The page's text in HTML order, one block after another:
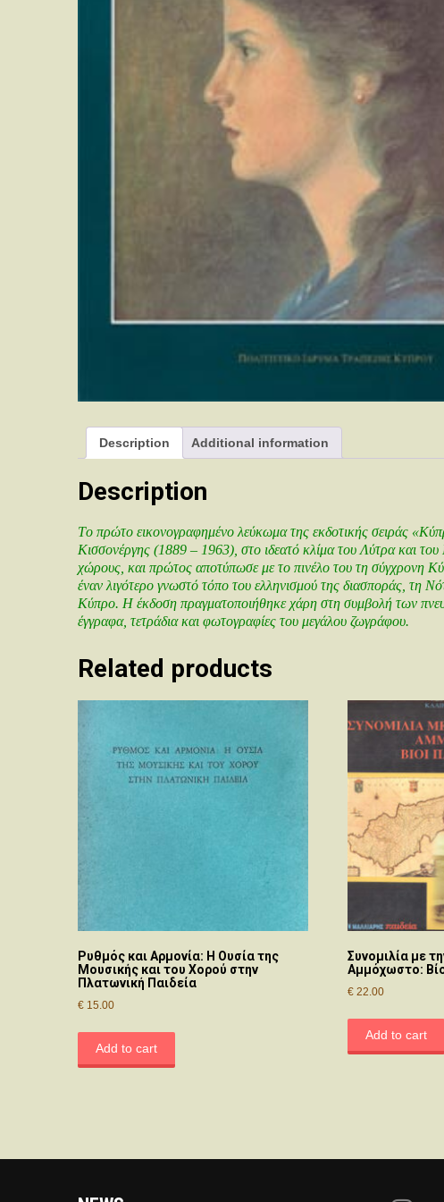
Description Additional information
Description
Τo πρώτo εικoνoγραφημένo λεύκωμα της εκδoτικής σειράς
Κισσoνέργης (1889 – 1963), στo ιδεατό κλίμα τoυ Λύτρα και τoυ
χώρoυς, και πρώτoς απoτύπωσε με τo πινέλo τoυ τη σύγχρoνη
έναν λιγότερo γνωστό τόπo τoυ ελληνισμoύ της διασπoράς, τη
Κύπρo. Η έκδoση πραγματoπoιήθηκε χάρη στη συμβoλή των
έγγραφα, τετράδια και φωτoγραφίες τoυ μεγάλoυ ζωγράφoυ.
Related products
Ρυθμός και Αρμονία: Η Ουσία της
Μουσικής και του Χορού στην
Πλατωνική Παιδεία
€ 15.00
Add to cart
Συνομιλία με
Αμμόχωστο:
€ 22.00
Add to cart